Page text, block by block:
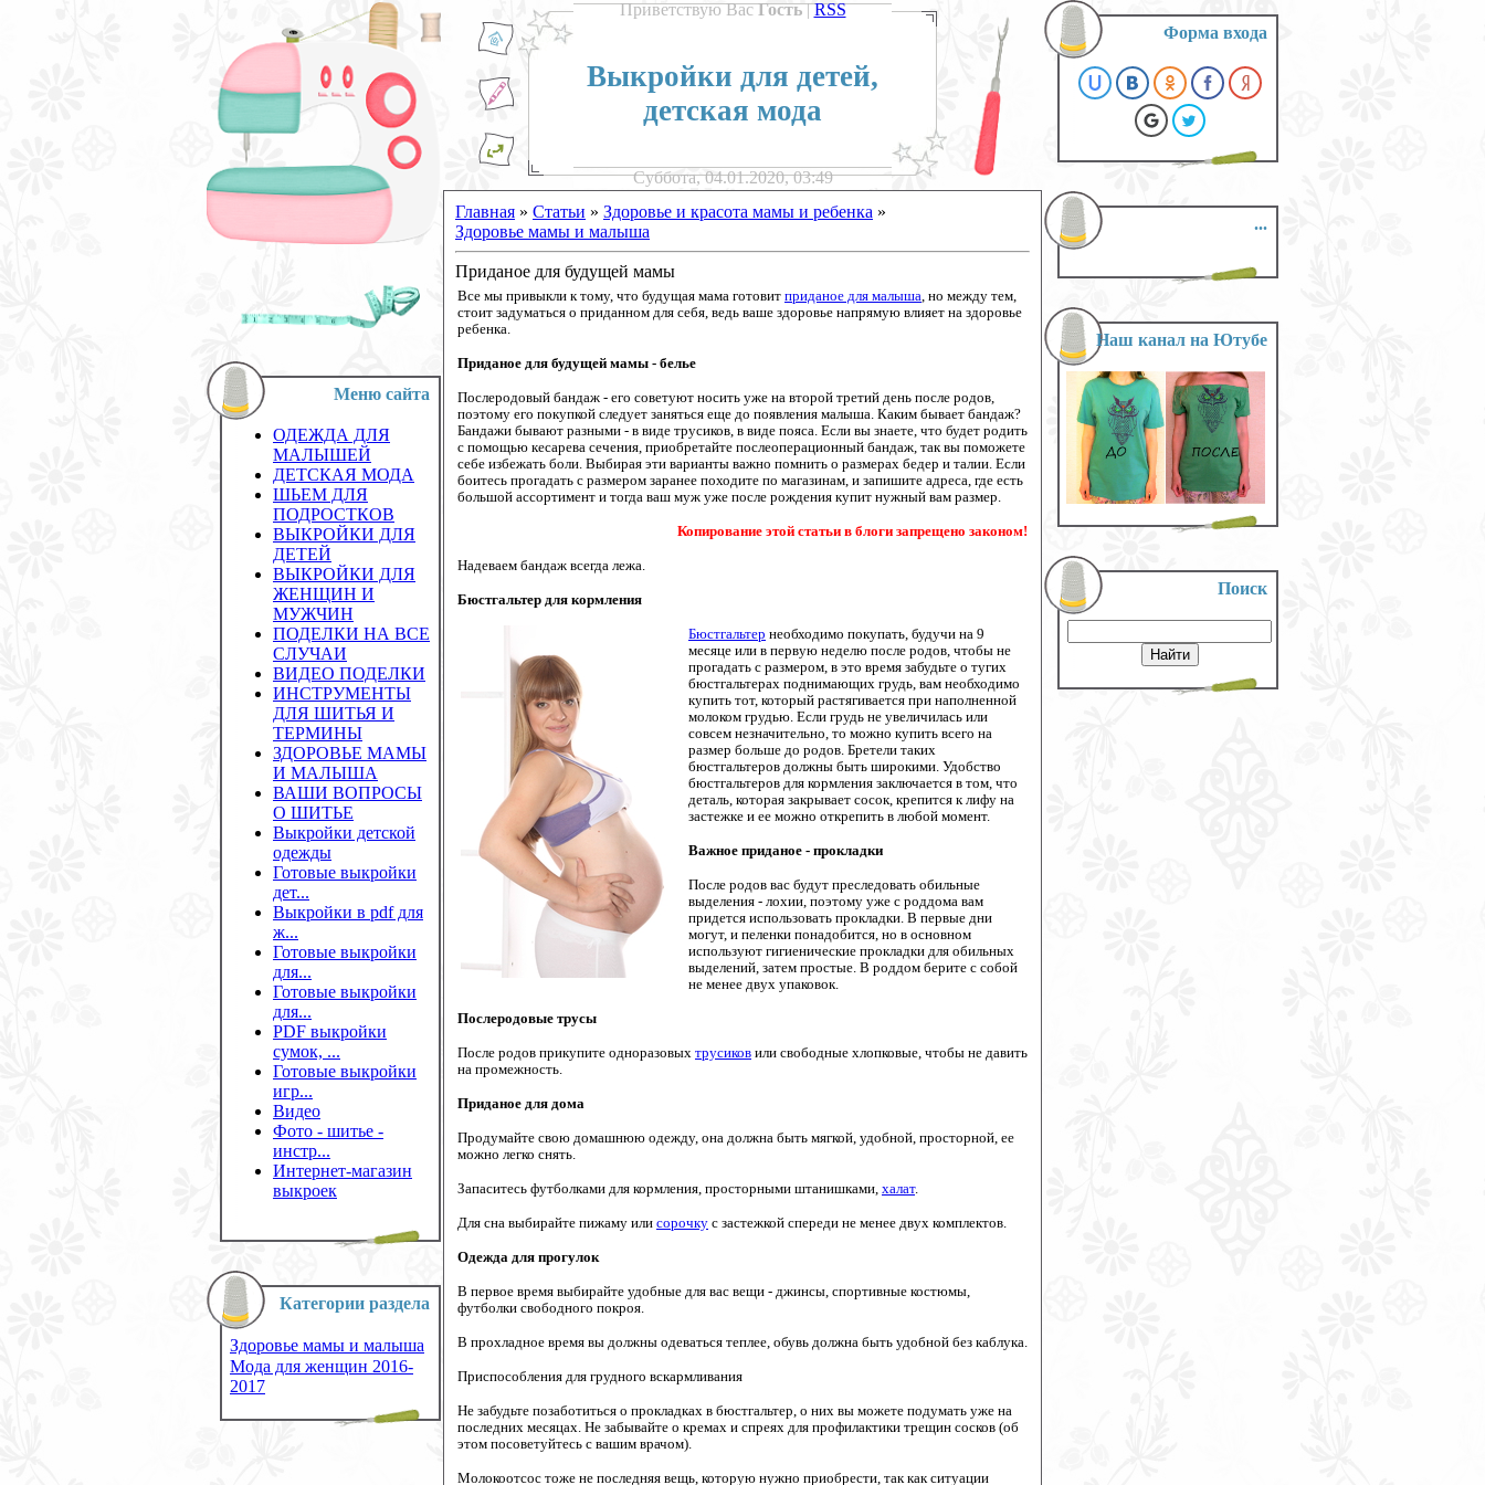
Меню сайта
ОДЕЖДА ДЛЯ
МАЛЫШЕЙ
ДЕТСКАЯ МОДА
ШЬЕМ ДЛЯ
ПОДРОСТКОВ
ВЫКРОЙКИ ДЛЯ
ДЕТЕЙ
ВЫКРОЙКИ ДЛЯ
ЖЕНЩИН И
МУЖЧИН
ПОДЕЛКИ НА ВСЕ
СЛУЧАИ
ВИДЕО ПОДЕЛКИ
ИНСТРУМЕНТЫ
ДЛЯ ШИТЬЯ И
ТЕРМИНЫ
ЗДОРОВЬЕ МАМЫ
И МАЛЫША
ВАШИ ВОПРОСЫ
О ШИТЬЕ
Выкройки детской
одежды
Готовые выкройки
дет...
Выкройки в pdf для
ж...
Готовые выкройки
для...
Готовые выкройки
для...
PDF выкройки
сумок, ...
Готовые выкройки
игр...
Видео
Фото - шитье -
инстр...
Интернет-магазин
выкроек
Категории раздела
Здоровье мамы и малыша
Мода для женщин 2016-
2017
Приветствую Вас Гость|RSS
Выкройки для детей,
детская мода
Суббота, 04.01.2020, 03:49
Главная » Статьи » Здоровье и красота мамы и ребенка »
Здоровье мамы и малыша
Приданое для будущей мамы
Все мы привыкли к тому, что будущая мама готовит приданое для малыша, но между тем,
стоит задуматься о приданном для себя, ведь ваше здоровье напрямую влияет на здоровье
ребенка.
Приданое для будущей мамы - белье
Послеродовый бандаж - его советуют носить уже на второй третий день после родов,
поэтому его покупкой следует заняться еще до появления малыша. Каким бывает бандаж?
Бандажи бывают разными - в виде трусиков, в виде пояса. Если вы знаете, что будет родить
с помощью кесарева сечения, приобретайте послеоперационный бандаж, так вы поможете
себе избежать боли. Выбирая эти варианты важно помнить о размерах бедер и талии. Если
боитесь прогадать с размером заранее походите по магазинам, и запишите адреса, где есть
большой ассортимент и тогда ваш муж уже после рождения купит нужный вам размер.
Копирование этой статьи в блоги запрещено законом!
Надеваем бандаж всегда лежа.
Бюстгальтер для кормления
Бюстгальтер необходимо покупать, будучи на 9
месяце или в первую неделю после родов, чтобы не
прогадать с размером, в это время забудьте о тугих
бюстгальтерах поднимающих грудь, вам необходимо
купить тот, который растягивается при наполненной
молоком грудью. Если грудь не увеличилась или
совсем незначительно, то можно купить всего на
размер больше до родов. Бретели таких
бюстгальтеров должны быть широкими. Удобство
бюстгальтеров для кормления заключается в том, что
деталь, которая закрывает сосок, крепится к лифу на
застежке и ее можно открепить в любой момент.
Важное приданое - прокладки
После родов вас будут преследовать обильные
выделения - лохии, поэтому уже с роддома вам
придется использовать прокладки. В первые дни
могут, и пеленки понадобится, но в основном
используют гигиенические прокладки для обильных
выделений, затем простые. В роддом берите с собой
не менее двух упаковок.
Послеродовые трусы
После родов прикупите одноразовых трусиков или свободные хлопковые, чтобы не давить
на промежность.
Приданое для дома
Продумайте свою домашнюю одежду, она должна быть мягкой, удобной, просторной, ее
можно легко снять.
Запаситесь футболками для кормления, просторными штанишками, халат.
Для сна выбирайте пижаму или сорочку с застежкой спереди не менее двух комплектов.
Одежда для прогулок
В первое время выбирайте удобные для вас вещи - джинсы, спортивные костюмы,
футболки свободного покроя.
В прохладное время вы должны одеваться теплее, обувь должна быть удобной без каблука.
Приспособления для грудного вскармливания
Не забудьте позаботиться о прокладках в бюстгальтер, о них вы можете подумать уже на
последних месяцах. Не забывайте о кремах и спреях для профилактики трещин сосков (об
этом посоветуйтесь с вашим врачом).
Молокоотсос тоже не последняя вещь, которую нужно приобрести, так как ситуации
Форма входа
...
Наш канал на Ютубе
Поиск